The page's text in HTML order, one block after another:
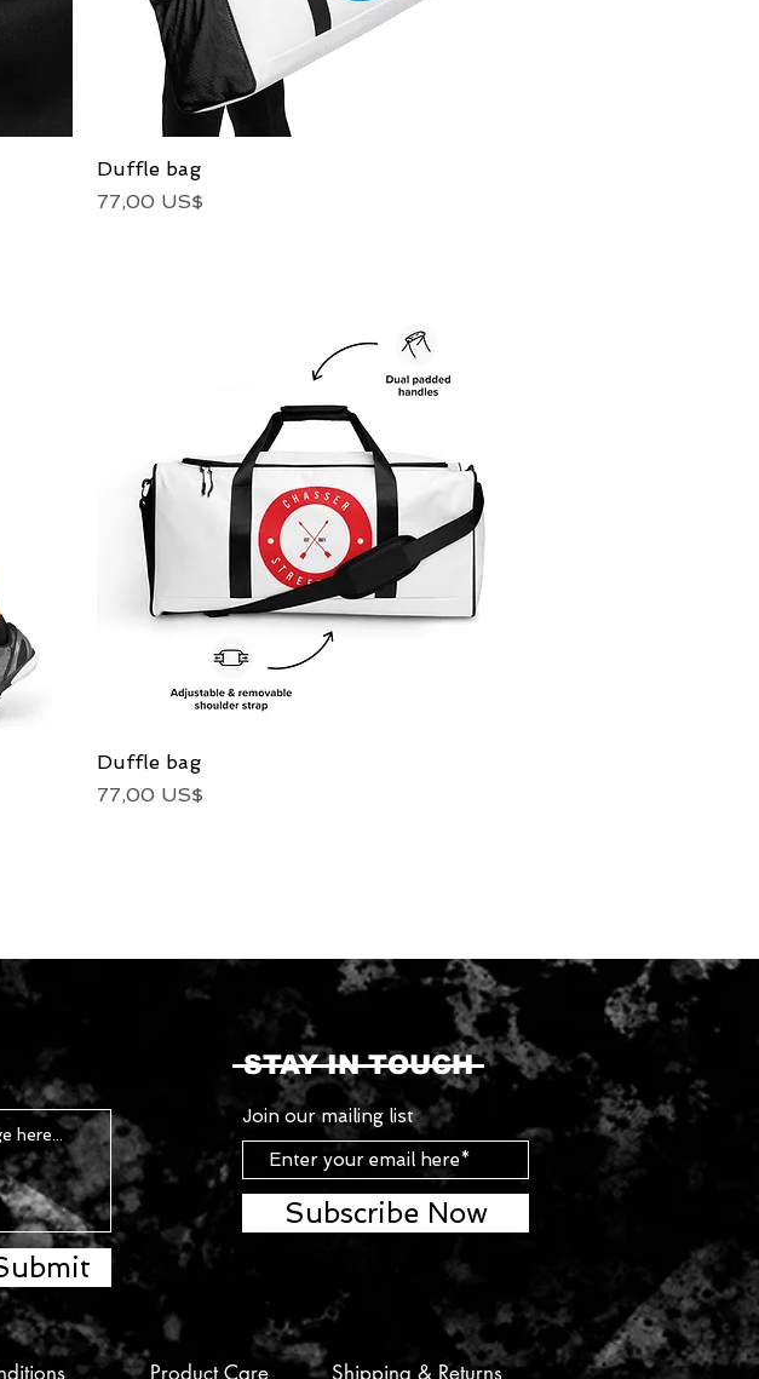
Duffle bag
Precio
77,00 US$
Duffle bag
Precio
77,00 US$
STAY IN TOUCH
Join our mailing list
Subscribe Now
Product Care Shipping & Returns